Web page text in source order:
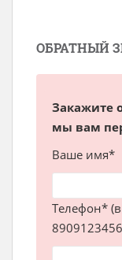
ОБРАТНЫЙ
Закажите
мы вам
Ваше имя*
Телефон*